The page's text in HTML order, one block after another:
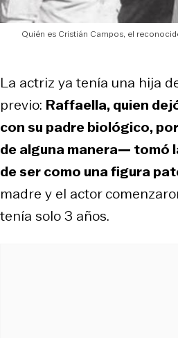
Quién es Cristián Campos, el
La actriz ya tenía una hija
previo: Raffaella, quien
con su padre biológico,
de alguna manera— tomó
de ser como una figura
madre y el actor
tenía solo 3 años.